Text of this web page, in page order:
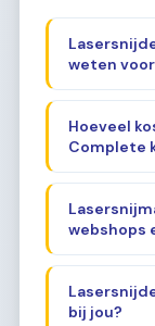
weten
Hoeveel
Complete
webshops
bij jou?